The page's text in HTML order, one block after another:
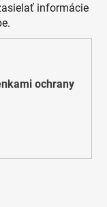
informácie
ochrany